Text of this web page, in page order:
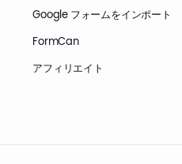
Google フォームをインポート
FormCan
アフィリエイト